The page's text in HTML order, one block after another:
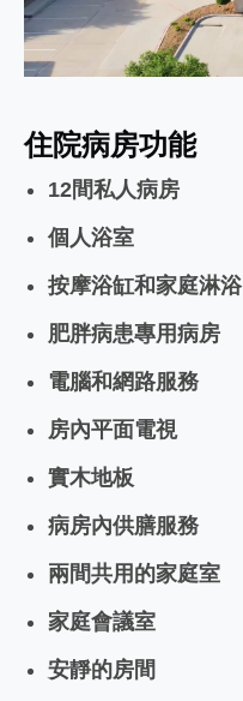
住院病房功能
12間私人病房
個人浴室
按摩浴缸和家庭淋浴
肥胖病患專用病房
電腦和網路服務
房內平面電視
實木地板
病房內供膳服務
兩間共用的家庭室
家庭會議室
安靜的房間